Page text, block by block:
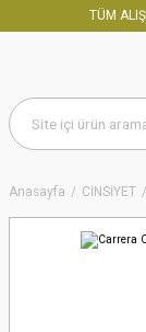
TÜM
Anasayfa CİNSİYET